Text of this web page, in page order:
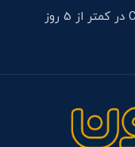
ارسال سفارشات نئون و برش CNC در کمتر از 5 روز